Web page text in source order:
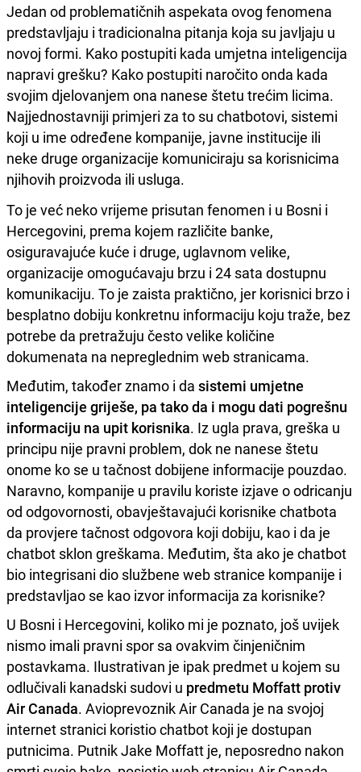
Jedan od problematičnih aspekata ovog fenomena
predstavljaju i tradicionalna pitanja koja su javljaju u
novoj formi. Kako postupiti kada umjetna inteligencija
napravi grešku? Kako postupiti naročito onda kada
svojim djelovanjem ona nanese štetu trećim licima.
Najjednostavniji primjeri za to su chatbotovi, sistemi
koji u ime određene kompanije, javne institucije ili
neke druge organizacije komuniciraju sa korisnicima
njihovih proizvoda ili usluga.
To je već neko vrijeme prisutan fenomen i u Bosni i
Hercegovini, prema kojem različite banke,
osiguravajuće kuće i druge, uglavnom velike,
organizacije omogućavaju brzu i 24 sata dostupnu
komunikaciju. To je zaista praktično, jer korisnici brzo i
besplatno dobiju konkretnu informaciju koju traže, bez
potrebe da pretražuju često velike količine
dokumenata na nepreglednim web stranicama.
Međutim, također znamo i da sistemi umjetne
inteligencije griješe, pa tako da i mogu dati pogrešnu
informaciju na upit korisnika. Iz ugla prava, greška u
principu nije pravni problem, dok ne nanese štetu
onome ko se u tačnost dobijene informacije pouzdao.
Naravno, kompanije u pravilu koriste izjave o odricanju
od odgovornosti, obavještavajući korisnike chatbota
da provjere tačnost odgovora koji dobiju, kao i da je
chatbot sklon greškama. Međutim, šta ako je chatbot
bio integrisani dio službene web stranice kompanije i
predstavljao se kao izvor informacija za korisnike?
U Bosni i Hercegovini, koliko mi je poznato, još uvijek
nismo imali pravni spor sa ovakvim činjeničnim
postavkama. Ilustrativan je ipak predmet u kojem su
odlučivali kanadski sudovi u predmetu Moffatt protiv
AirCanada. Avioprevoznik Air Canada je na svojoj
internet stranici koristio chatbot koji je dostupan
putnicima. Putnik Jake Moffatt je, neposredno nakon